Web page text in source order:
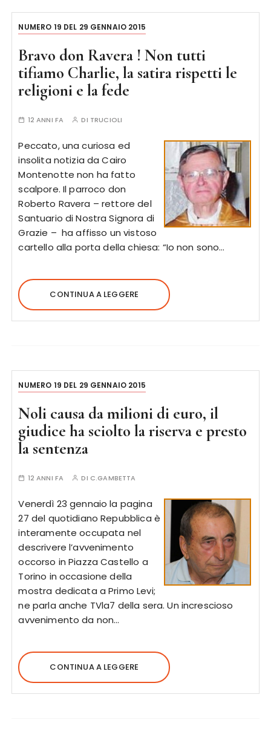
NUMERO 19 DEL 29 GENNAIO 2015
Bravo don Ravera ! Non tutti
tifiamo Charlie, la satira rispetti le
religioni e la fede
12 ANNI FA DI TRUCIOLI
Peccato, una curiosa ed
insolita notizia da Cairo
Montenotte non ha fatto
scalpore. Il parroco don
Roberto Ravera – rettore del
Santuario di Nostra Signora di
Grazie – ha affisso un vistoso
cartello alla porta della chiesa: “Io non sono…
CONTINUA A LEGGERE
NUMERO 19 DEL 29 GENNAIO 2015
Noli causa da milioni di euro, il
giudice ha sciolto la riserva e presto
la sentenza
12 ANNI FA DI C.GAMBETTA
Venerdì 23 gennaio la pagina
27 del quotidiano Repubblica è
interamente occupata nel
descrivere l’avvenimento
occorso in Piazza Castello a
Torino in occasione della
mostra dedicata a Primo Levi;
ne parla anche TVla7 della sera. Un increscioso
avvenimento da non…
CONTINUA A LEGGERE